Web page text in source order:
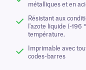
métalliques et en
Résistant aux
l'azote liquide (-196
température.
Imprimable avec
codes-barres